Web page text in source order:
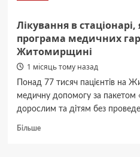
Лікування в
програма медичних
Житомирщині
1 місяць тому назад
Понад 77 тисяч пацієнтів на
медичну допомогу за пакетом
дорослим та дітям без
БільшеДокладніше